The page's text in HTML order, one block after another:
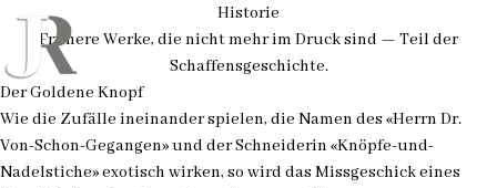
Historie
Frühere Werke, die nicht mehr im Druck sind — Teil der
Schaffensgeschichte.
Der Goldene Knopf
Wie die Zufälle ineinander spielen, die Namen des «Herrn Dr.
Von-Schon-Gegangen» und der Schneiderin «Knöpfe-und-
Nadelstiche» exotisch wirken, so wird das Missgeschick eines